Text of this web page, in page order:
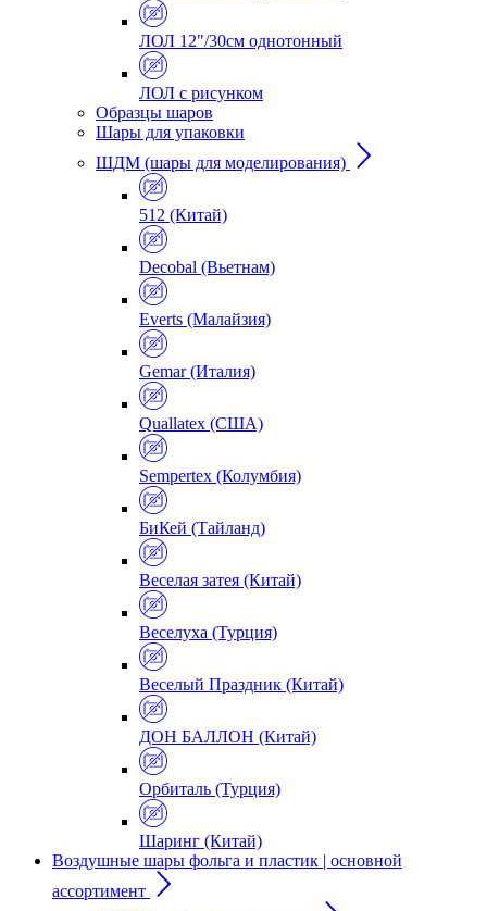
ЛОЛ 12"/30см однотонный
ЛОЛ с рисунком
Образцы шаров
Шары для упаковки
ШДМ (шары для моделирования)
512 (Китай)
Decobal (Вьетнам)
Everts (Малайзия)
Gemar (Италия)
Quallatex (США)
Sempertex (Колумбия)
БиКей (Тайланд)
Веселая затея (Китай)
Веселуха (Турция)
Веселый Праздник (Китай)
ДОН БАЛЛОН (Китай)
Орбиталь (Турция)
Шаринг (Китай)
Воздушные шары фольга и пластик | основной
ассортимент